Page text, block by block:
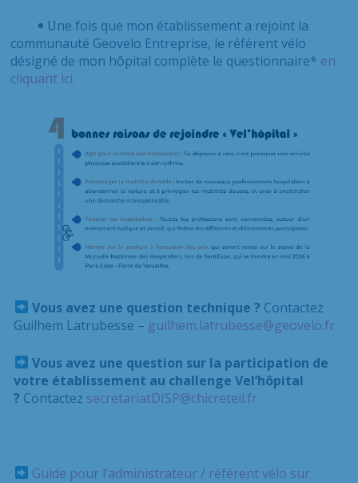
Une fois que mon établissement a rejoint la
communauté Geovelo Entreprise, le référent vélo
désigné de mon hôpital complète le questionnaire* en
cliquant ici.
Vous avez une question technique ? Contactez
Guilhem Latrubesse – guilhem.latrubesse@geovelo.fr
Vous avez une question sur la participation de
votre établissement au challenge Vel’hôpital
? Contactez secretariatDISP@chicreteil.fr
Guide pour l’administrateur / référent vélo sur